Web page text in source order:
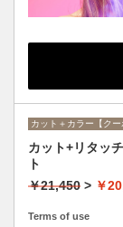
カット＋カラー【クー
カット+リタッ
ト
￥21,450 > ￥
Terms of use